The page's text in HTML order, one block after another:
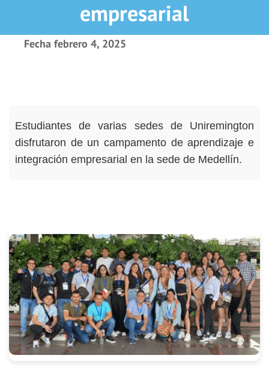
empresarial
Fecha febrero 4, 2025
Estudiantes de varias sedes de Uniremington
disfrutaron de un campamento de aprendizaje e
integración empresarial en la sede de Medellín.